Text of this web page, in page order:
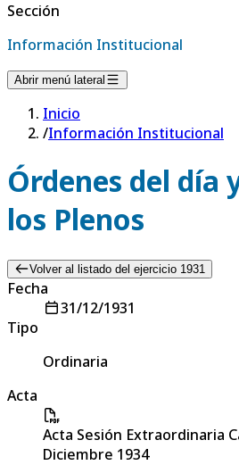
Sección
Información Institucional
Abrir menú lateral
Inicio
/Información Institucional
Órdenes del día
los Plenos
Volver al listado del ejercicio 1931
Fecha
31/12/1931
Tipo
Ordinaria
Acta
Acta Sesión Extraordinaria
Diciembre 1934